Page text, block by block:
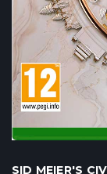
SID MEIER'S